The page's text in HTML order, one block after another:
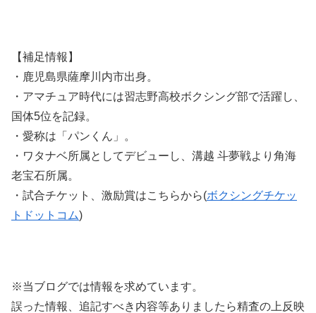
【補足情報】
・鹿児島県薩摩川内市出身。
・アマチュア時代には習志野高校ボクシング部で活躍し、
国体5位を記録。
・愛称は「パンくん」。
・ワタナベ所属としてデビューし、溝越 斗夢戦より角海
老宝石所属。
・試合チケット、激励賞はこちらから(ボクシングチケッ
トドットコム)
※当ブログでは情報を求めています。
誤った情報、追記すべき内容等ありましたら精査の上反映